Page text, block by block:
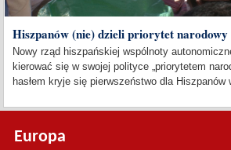
Hiszpanów (nie) dzieli priorytet narodowy
Nowy rząd hiszpańskiej wspólnoty
kierować się w swojej polityce „priorytetem
hasłem kryje się pierwszeństwo dla Hiszpanów
Europa